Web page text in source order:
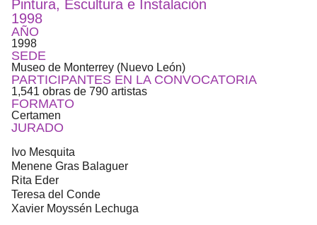
Pintura, Escultura e Instalación
1998
AÑO
1998
SEDE
Museo de Monterrey (Nuevo León)
PARTICIPANTES EN LA CONVOCATORIA
1,541 obras de 790 artistas
FORMATO
Certamen
JURADO
Ivo Mesquita
Menene Gras Balaguer
Rita Eder ​
Teresa del Conde ​
Xavier Moyssén Lechuga ​